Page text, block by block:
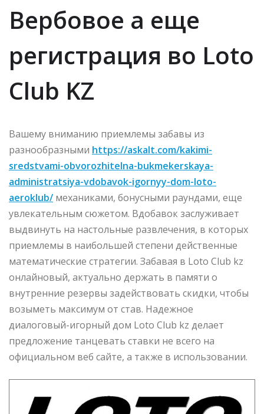
Вербовое а еще
регистрация во Loto
Club KZ
Вашему вниманию приемлемы забавы из
разнообразными https://askalt.com/kakimi-
sredstvami-obvorozhitelna-bukmekerskaya-
administratsiya-vdobavok-igornyy-dom-loto-
aeroklub/ механиками, бонусными раундами, еще
увлекательным сюжетом. Вдобавок заслуживает
выдвинуть на настольные развлечения, в которых
приемлемы в наибольшей степени действенные
математические стратегии. Забавая в Loto Club kz
онлайновый, актуально держать в памяти о
внутренние резервы задействовать скидки, чтобы
возыметь максимум от став. Надежное
диалоговый-игорный дом Loto Club kz делает
предложение танцевать ставки не всего на
официальном веб сайте, а также в использовании.